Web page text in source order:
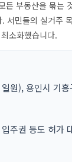
든 부동산을 묶는
서민들의 실거주
소화했습니다.
원), 용인시 기
주권 등도 허가